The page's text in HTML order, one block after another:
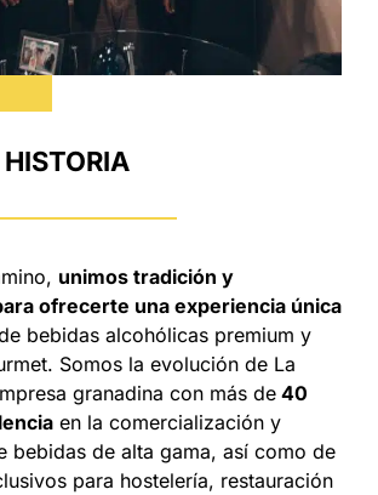
unimos tradición y
ofrecerte una experiencia única
bebidas alcohólicas premium y
Somos la evolución de La
granadina con más de 40
en la comercialización y
bebidas de alta gama, así como de
para hostelería, restauración